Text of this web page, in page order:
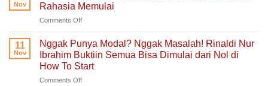
Healing
Diri
Sendiri
Salah:
Apa
Ditemukan
Fitria
Saat
Mengajar
di
Nov
Rahasia Memulai
Comments Offon
Tapi
Niat:
Kisah
Rinaldi
11
Nov
Nggak Punya Modal? Nggak Masalah! Rinaldi Nur
Ibrahim Buktiin Semua Bisa Dimulai dari Nol di
How To Start
Comments Offon